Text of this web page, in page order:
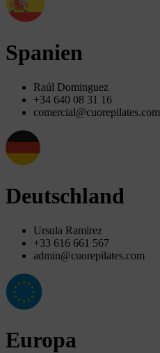
Spanien
Raúl Dominguez
+34 640 08 31 16
comercial@cuorepilates.com
Deutschland
Ursula Ramirez
+33 616 661 567
admin@cuorepilates.com
Europa